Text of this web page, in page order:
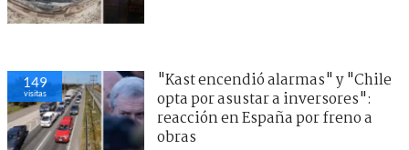
149
visitas
"Kast encendió alarmas" y "Chile
opta por asustar a inversores":
reacción en España por freno a
obras